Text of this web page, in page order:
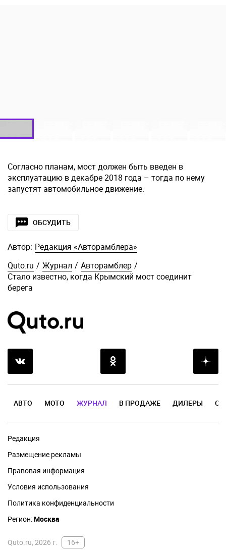
Согласно планам, мост должен быть введен в
эксплуатацию в декабре 2018 года – тогда по нему
запустят автомобильное движение.
ОБСУДИТЬ
Автор: Редакция «Авторамблера»
Quto.ru / Журнал / Авторамблер /
Стало известно, когда Крымский мост соединит
берега
АВТО МОТО ЖУРНАЛ В ПРОДАЖЕ ДИЛЕРЫ
Редакция
Размещение рекламы
Правовая информация
Условия использования
Политика конфиденциальности
Регион:Москва
Quto.ru, 2026 г.
16+